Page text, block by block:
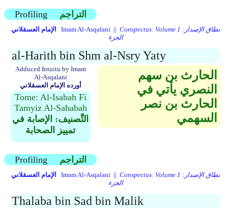
Profiling التراجم
الإمام العسقلاني Imam Al-Asqalani || Conspectus: Volume 1 نطاق الإصدار:
الجزء
al-Harith bin Shm al-Nsry Yaty
الحارث بن سهم
النصري يأتي في
الحارث بن نصر
السهمي
Adduced Intuitu by Imam
Al-Asqalani
أورده الإمام العسقلاني
Tome: Al-Isabah Fi
Tamyiz Al-Sahabah
التَّصنيف: الإصابة في
تمييز الصحابة
Profiling التراجم
الإمام العسقلاني Imam Al-Asqalani || Conspectus: Volume 1 نطاق الإصدار:
الجزء
Thalaba bin Sad bin Malik